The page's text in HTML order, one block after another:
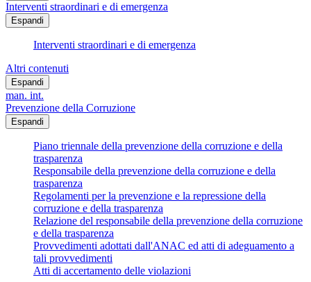
Interventi straordinari e di emergenza
Espandi
Interventi straordinari e di emergenza
Altri contenuti
Espandi
man. int.
Prevenzione della Corruzione
Espandi
Piano triennale della prevenzione della corruzione e della
trasparenza
Responsabile della prevenzione della corruzione e della
trasparenza
Regolamenti per la prevenzione e la repressione della
corruzione e della trasparenza
Relazione del responsabile della prevenzione della corruzione
e della trasparenza
Provvedimenti adottati dall'ANAC ed atti di adeguamento a
tali provvedimenti
Atti di accertamento delle violazioni